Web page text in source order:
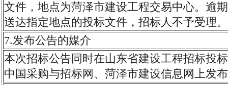
文件，地点为菏泽市建设工程交易中心。逾
送达指定地点的投标文件，招标人不予受理。
7.发布公告的媒介
本次招标公告同时在山东省建设工程招标投
中国采购与招标网、菏泽市建设信息网上发